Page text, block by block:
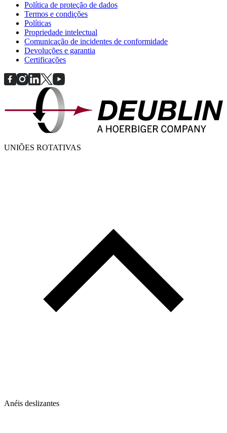
Política de proteção de dados
Termos e condições
Políticas
Propriedade intelectual
Comunicação de incidentes de conformidade
Devoluções e garantia
Certificações
UNIÕES ROTATIVAS
Anéis deslizantes